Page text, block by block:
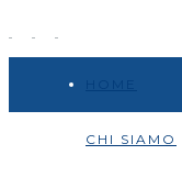
CHI SIAMO